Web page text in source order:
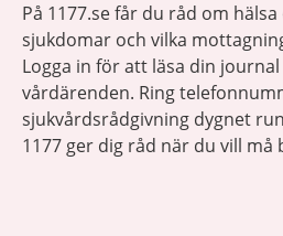
På 1177.se får du råd om
sjukdomar och vilka
Logga in för att läsa din
vårdärenden. Ring
sjukvårdsrådgivning dygnet
1177 ger dig råd när du vill må